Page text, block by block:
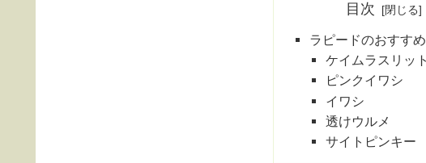
目次
ラピードのおすす
ケイムラスリッ
ピンクイワシ
イワシ
透けウルメ
サイトピンキー